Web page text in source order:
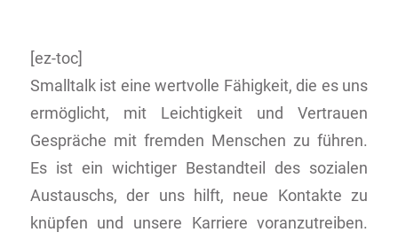
[ez-toc]
Smalltalk ist eine wertvolle Fähigkeit, die es uns
ermöglicht, mit Leichtigkeit und Vertrauen
Gespräche mit fremden Menschen zu führen.
Es ist ein wichtiger Bestandteil des sozialen
Austauschs, der uns hilft, neue Kontakte zu
knüpfen und unsere Karriere voranzutreiben.